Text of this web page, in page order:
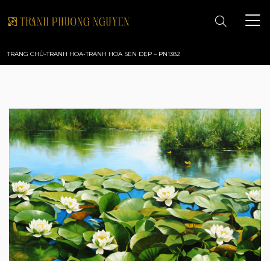
GIỚI THIỆU
TRANH PHONG CẢNH
TRANH PHONG THỦY
TRANH HOA
TRANH SƠN DẦU
TRANG CHỦ-TRANH HOA-TRANH HOA SEN ĐẸP – PN1382